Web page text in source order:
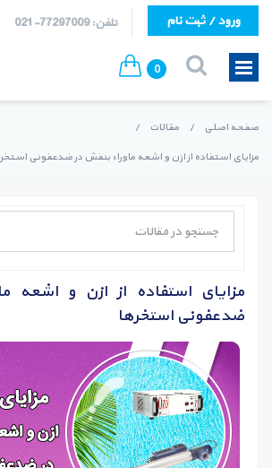
تلفن: 77297009-021 ورود / ثبت نام
0
صفحه اصلی / مقالات
/
مزایای استفاده از ازن و اشعه ماوراء بنفش در ضدعفونی
مزایای استفاده از ازن و اشعه
ضدعفونی استخرها